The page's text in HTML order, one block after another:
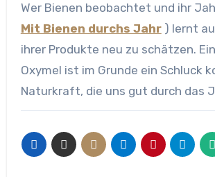
Wer Bienen beobachtet und ihr
Mit Bienen durchs Jahr) lernt
ihrer Produkte neu zu schätzen.
Oxymel ist im Grunde ein Schluck
Naturkraft, die uns gut durch das